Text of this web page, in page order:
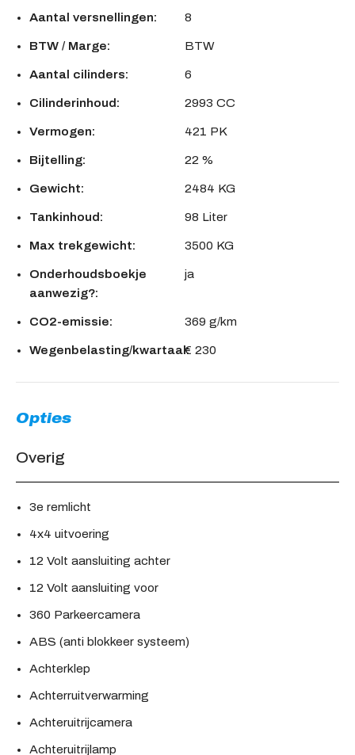
Aantal versnellingen: 8
BTW / Marge: BTW
Aantal cilinders: 6
Cilinderinhoud: 2993 CC
Vermogen: 421 PK
Bijtelling: 22 %
Gewicht: 2484 KG
Tankinhoud: 98 Liter
Max trekgewicht: 3500 KG
Onderhoudsboekje
aanwezig?:
ja
CO2-emissie: 369 g/km
Wegenbelasting/kwartaal:€ 230
Opties
Overig
3e remlicht
4x4 uitvoering
12 Volt aansluiting achter
12 Volt aansluiting voor
360 Parkeercamera
ABS (anti blokkeer systeem)
Achterklep
Achterruitverwarming
Achteruitrijcamera
Achteruitrijlamp